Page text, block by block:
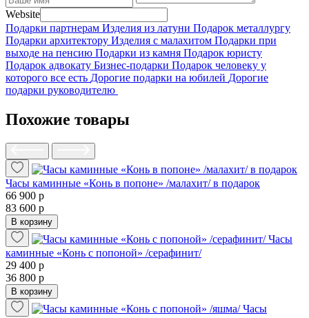
Website
Подарки партнерам Изделия из латуни Подарок металлургу
Подарки архитектору Изделия с малахитом Подарки при
выходе на пенсию Подарки из камня Подарок юристу
Подарок адвокату Бизнес-подарки Подарок человеку у
которого все есть Дорогие подарки на юбилей Дорогие
подарки руководителю
Похожие товары
Часы каминные «Конь в попоне» /малахит/ в подарок
66 900 р
83 600 р
В корзину
Часы
каминные «Конь с попоной» /серафинит/
29 400 р
36 800 р
В корзину
Часы